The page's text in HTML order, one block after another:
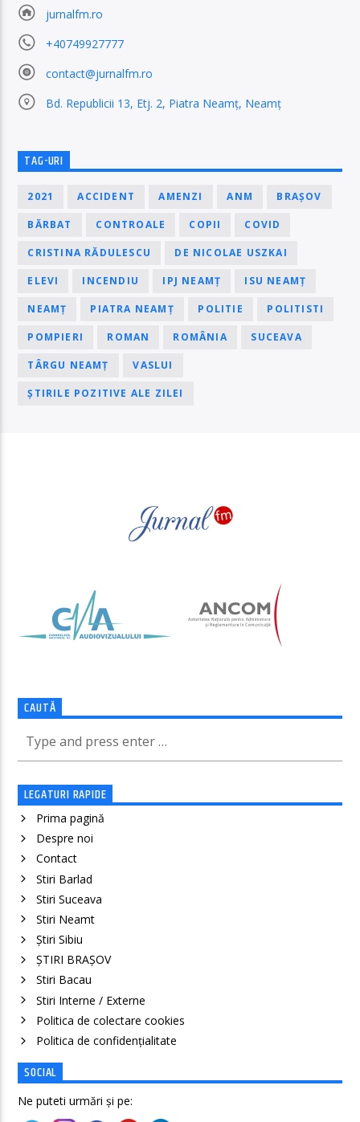
jurnalfm.ro
+40749927777
contact@jurnalfm.ro
Bd. Republicii 13, Etj. 2, Piatra Neamț, Neamț
TAG-URI
2021 ACCIDENT AMENZI ANM BRAȘOV
BĂRBAT CONTROALE COPII COVID
CRISTINA RĂDULESCU DE NICOLAE USZKAI
ELEVI INCENDIU IPJ NEAMȚ ISU NEAMȚ
NEAMȚ PIATRA NEAMȚ POLITIE POLITISTI
POMPIERI ROMAN ROMÂNIA SUCEAVA
TÂRGU NEAMȚ VASLUI
ȘTIRILE POZITIVE ALE ZILEI
CAUTĂ
LEGATURI RAPIDE
Prima pagină
Despre noi
Contact
Stiri Barlad
Stiri Suceava
Stiri Neamt
Știri Sibiu
ȘTIRI BRAȘOV
Stiri Bacau
Stiri Interne / Externe
Politica de colectare cookies
Politica de confidenţialitate
SOCIAL
Ne puteti urmări și pe: